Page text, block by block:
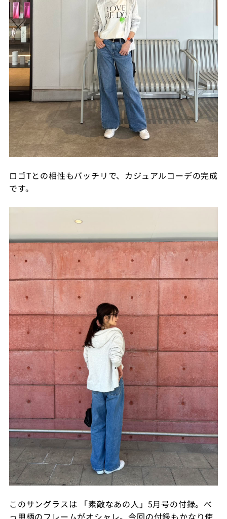
ロゴTとの相性もバッチリで、カジュアルコーデの完成
です。
このサングラスは 「素敵なあの人」5月号の付録。べ
っ甲柄のフレームがオシャレ。今回の付録もかなり使